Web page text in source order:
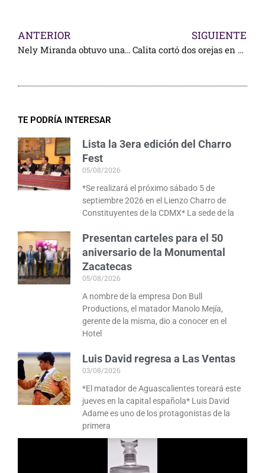
ANTERIOR
Nely Miranda obtuvo una medalla de vida en los paralímpicos de Tokio
SIGUIENTE
Calita cortó dos orejas en España
TE PODRÍA INTERESAR
Lista la 3era edición del Charro
Fest
05/08/2026
*Se realizará el próximo sábado 5 de
septiembre 2026 en el Lienzo Charro de
Constituyentes de la CDMX* La sede de la
Presentan carteles para el 50
aniversario de la Monumental
Zacatecas
05/08/2026
A nombre de la empresa Don Bull
Productions, el matador Manolo Mejía,
gerente de la misma, dio a conocer en el
Hotel
Luis David regresa a Las Ventas
03/08/2026
*El matador de Aguascalientes toreará este
jueves en la capital española* Luis David
Adame es uno de los protagonistas de la
primera